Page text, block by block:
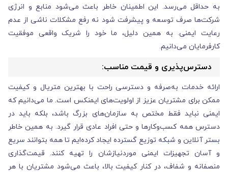
به حداقل می‌رسد. این اطمینان خاطر باعث می‌شود منابع و انرژی
شرکت‌ها صرف توسعه و پیشرفت شود نه رفع مشکلات ناشی از عدم
رعایت ایمنی. به همین دلیل، ما خود را شریک واقعی موفقیت
کارفرمایان می‌دانیم.
دسترس‌پذیری و قیمت مناسب:
ارائه خدمات به‌صرفه و دسترسی راحت با بهترین متریال و کیفیت
ممکن برای مشتریان عزیز از اولویت‌های ایمنکس است. ما می‌دانیم که
ایمنی نباید فقط مختص به سازمان‌های بزرگ باشد، بلکه باید در
دسترس همه کسب‌وکارها و حتی افراد عادی قرار گیرد. به همین خاطر
بستر آنلاین و شبکه توزیع گسترده ایجاد کرده‌ایم تا همه بتوانند سریع
و آسان تجهیزات ایمنی موردنیازشان را تهیه کنند. قیمت‌گذاری
منصفانه و شفاف، در کنار کیفیت بالا، باعث می‌شود مشتریان با هر